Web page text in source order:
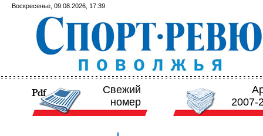
Воскресенье, 09.08.2026, 17:39
Свежий
номер
2007-